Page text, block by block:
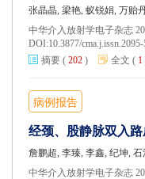
张晶晶, 梁艳, 蚁锐娟, 万贻
中华介入放射学电子杂志
DOI:10.3877/
摘要 ( 202 ) 全文 ( 1
病例报告
经颈、股静脉双入
詹鹏超, 李臻, 李鑫, 纪坤,
中华介入放射学电子杂志